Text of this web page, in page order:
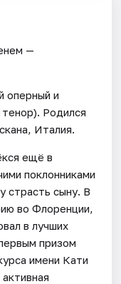
—
оперный и
Родился
Италия.
ещё в
поклонниками
страсть сыну. В
во Флоренции,
в лучших
призом
имени Кати